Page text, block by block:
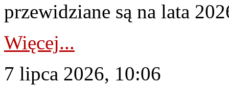
przewidziane są na lata
Więcej...
7 lipca 2026, 10:06